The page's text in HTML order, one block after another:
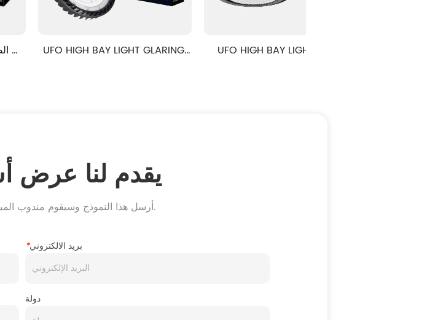
BAY LIGHT GLARING
UFO HIGH BAY LIGHT ANTI-
يقدم لنا عرض
أرسل هذا النموذج وسيقوم مندوب المبيعات لدينا بالاتصال بك قريبًا.
*بريد الالكتروني
دولة